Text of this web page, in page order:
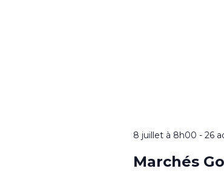
8 juillet à 8h00 - 26
Marchés